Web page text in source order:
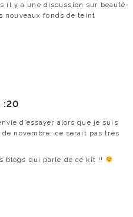
il y a une discussion sur beauté-
nouveaux fonds de teint
:20
d’essayer alors que je suis
novembre, ce serait pas très
blogs qui parle de ce kit !!